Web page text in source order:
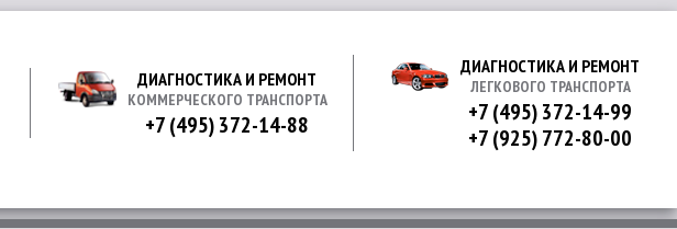
ДИАГНОСТИКА И РЕМОНТ
КОММЕРЧЕСКОГО ТРАНСПОРТА
+7 (495) 372-14-88
ДИАГНОСТИКА И РЕМОНТ
ЛЕГКОВОГО ТРАНСПОРТА
+7 (495) 372-14-99
+7 (925) 772-80-00